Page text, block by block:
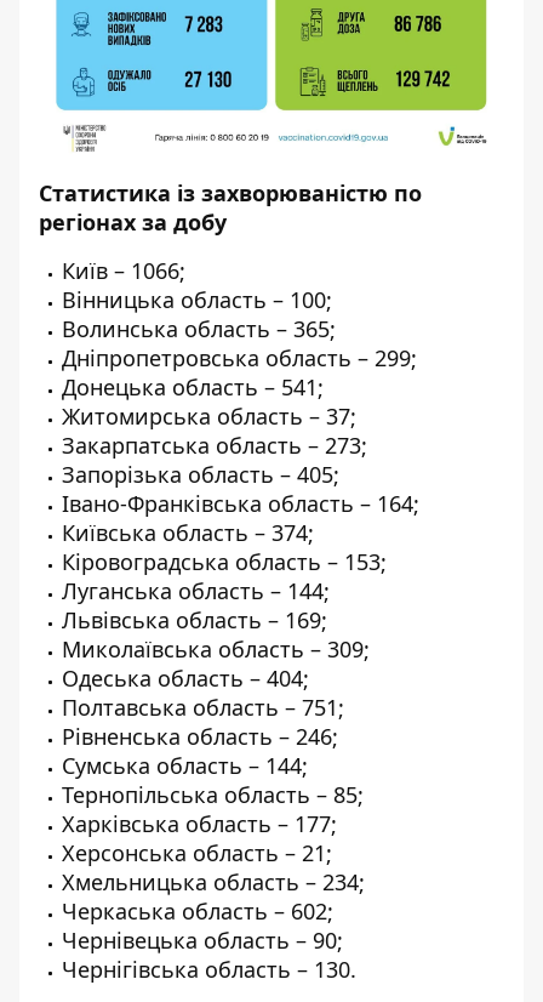
Статистика із захворюваністю по
регіонах за добу
Київ – 1066;
Вінницька область – 100;
Волинська область – 365;
Дніпропетровська область – 299;
Донецька область – 541;
Житомирська область – 37;
Закарпатська область – 273;
Запорізька область – 405;
Івано-Франківська область – 164;
Київська область – 374;
Кіровоградська область – 153;
Луганська область – 144;
Львівська область – 169;
Миколаївська область – 309;
Одеська область – 404;
Полтавська область – 751;
Рівненська область – 246;
Сумська область – 144;
Тернопільська область – 85;
Харківська область – 177;
Херсонська область – 21;
Хмельницька область – 234;
Черкаська область – 602;
Чернівецька область – 90;
Чернігівська область – 130.